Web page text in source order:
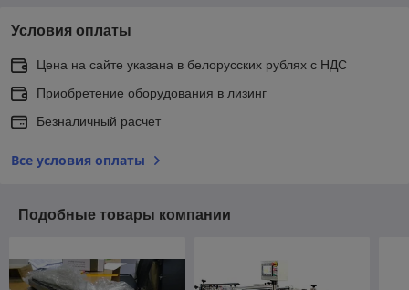
Условия оплаты
Цена на сайте указана в белорусских рублях с НДС
Приобретение оборудования в лизинг
Безналичный расчет
Все условия оплаты
Подобные товары компании